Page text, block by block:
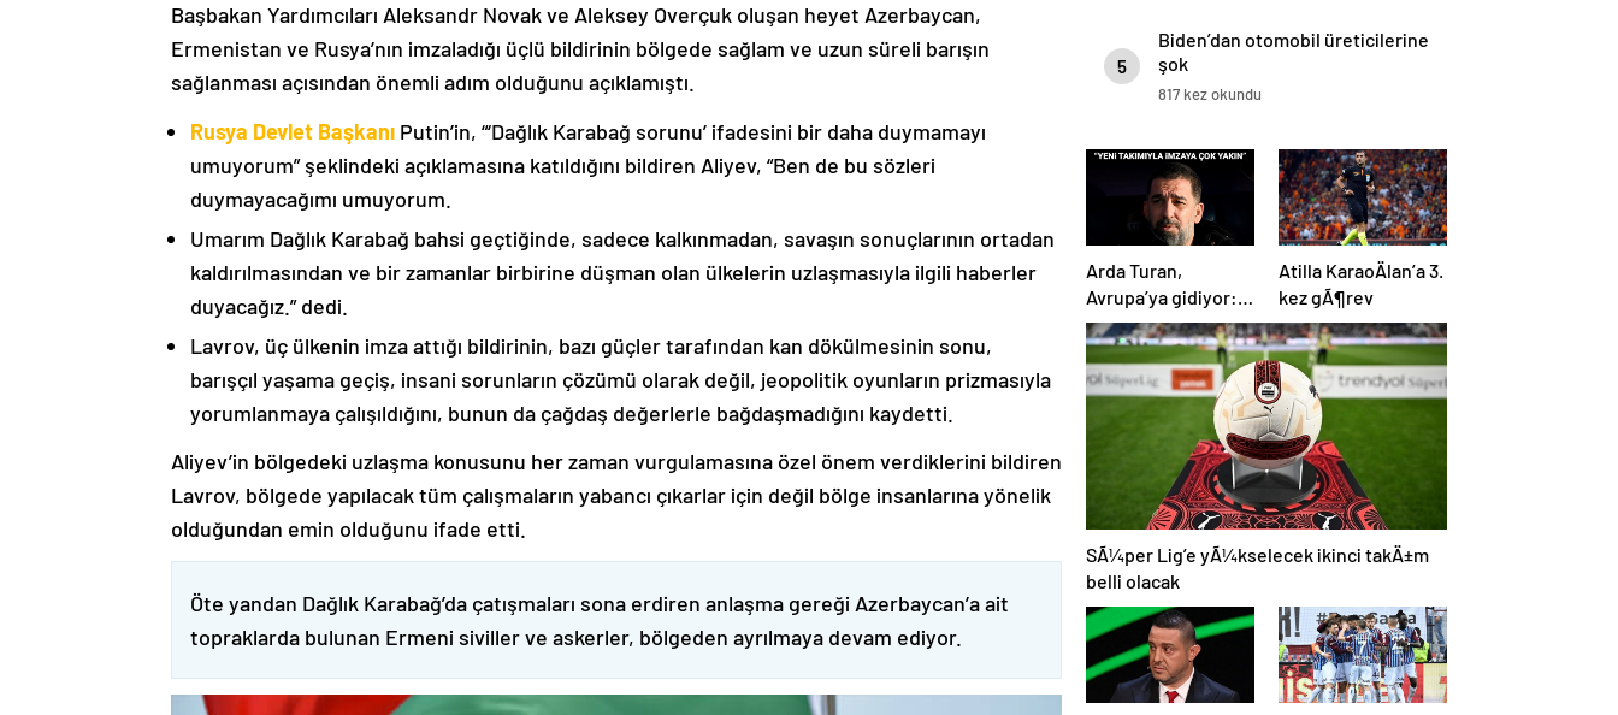
Başbakan Yardımcıları Aleksandr Novak ve Aleksey Overçuk oluşan heyet Azerbaycan,
Ermenistan ve Rusya’nın imzaladığı üçlü bildirinin bölgede sağlam ve uzun süreli barışın
sağlanması açısından önemli adım olduğunu açıklamıştı.
Rusya Devlet Başkanı Putin’in, “‘Dağlık Karabağ sorunu’ ifadesini bir daha duymamayı
umuyorum” şeklindeki açıklamasına katıldığını bildiren Aliyev, “Ben de bu sözleri
duymayacağımı umuyorum.
Umarım Dağlık Karabağ bahsi geçtiğinde, sadece kalkınmadan, savaşın sonuçlarının ortadan
kaldırılmasından ve bir zamanlar birbirine düşman olan ülkelerin uzlaşmasıyla ilgili haberler
duyacağız.” dedi.
Lavrov, üç ülkenin imza attığı bildirinin, bazı güçler tarafından kan dökülmesinin sonu,
barışçıl yaşama geçiş, insani sorunların çözümü olarak değil, jeopolitik oyunların prizmasıyla
yorumlanmaya çalışıldığını, bunun da çağdaş değerlerle bağdaşmadığını kaydetti.
Aliyev’in bölgedeki uzlaşma konusunu her zaman vurgulamasına özel önem verdiklerini bildiren
Lavrov, bölgede yapılacak tüm çalışmaların yabancı çıkarlar için değil bölge insanlarına yönelik
olduğundan emin olduğunu ifade etti.
Öte yandan Dağlık Karabağ’da çatışmaları sona erdiren anlaşma gereği Azerbaycan’a ait
topraklarda bulunan Ermeni siviller ve askerler, bölgeden ayrılmaya devam ediyor.
5
Biden’dan otomobil üreticilerine
şok
817 kez okundu
Arda Turan,
Avrupa’ya gidiyor:
BÃ¼yÃ¼k
Ã¶lÃ§Ã¼de
anlaÅmaya
varÄ±ldÄ±
Atilla KaraoÄlan’a 3.
kez gÃ¶rev
SÃ¼per Lig’e yÃ¼kselecek ikinci takÄ±m
belli olacak